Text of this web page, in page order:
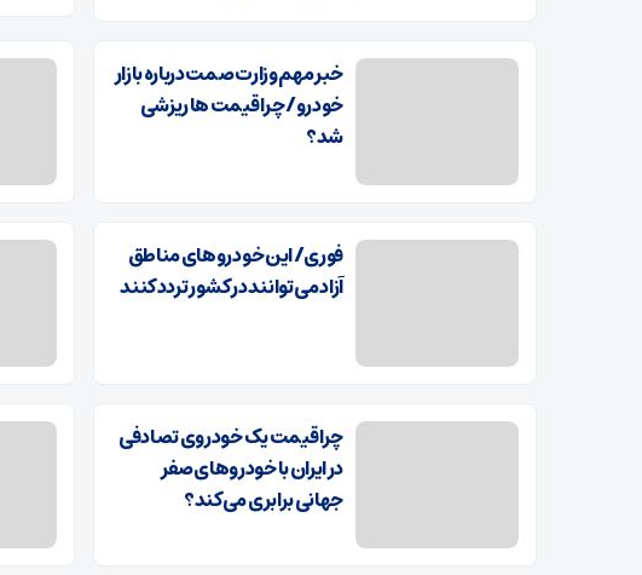
خبر مهم وزارت صمت درباره بازار
خودرو/ چرا قیمت ها ریزشی
شد؟
فوری/ این خودروهای مناطق
آزاد می توانند در کشور تردد کنند
چرا قیمت یک خودروی تصادفی
در ایران با خودروهای صفر
جهانی برابری می‌کند؟